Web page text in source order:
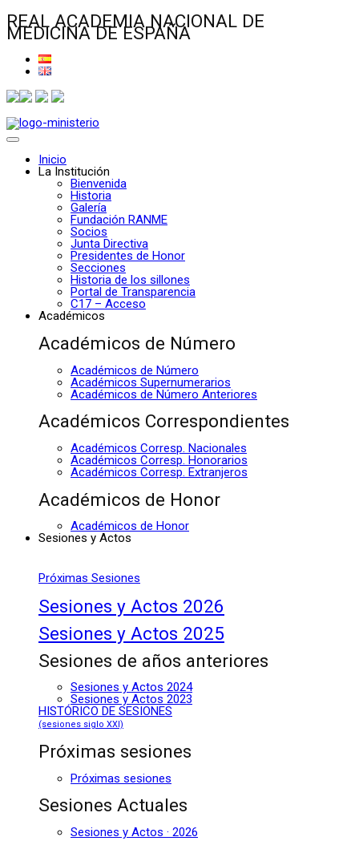
REAL ACADEMIA NACIONAL DE
MEDICINA DE ESPAÑA
Inicio
La Institución
Bienvenida
Historia
Galería
Fundación RANME
Socios
Junta Directiva
Presidentes de Honor
Secciones
Historia de los sillones
Portal de Transparencia
C17 – Acceso
Académicos
Académicos de Número
Académicos de Número
Académicos Supernumerarios
Académicos de Número Anteriores
Académicos Correspondientes
Académicos Corresp. Nacionales
Académicos Corresp. Honorarios
Académicos Corresp. Extranjeros
Académicos de Honor
Académicos de Honor
Sesiones y Actos
Próximas Sesiones
Sesiones y Actos 2026
Sesiones y Actos 2025
Sesiones de años anteriores
Sesiones y Actos 2024
Sesiones y Actos 2023
HISTÓRICO DE SESIONES
(sesiones siglo XXI)
Próximas sesiones
Próximas sesiones
Sesiones Actuales
Sesiones y Actos · 2026